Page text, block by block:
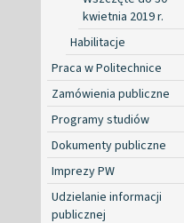
kwietnia 2019 r.
Habilitacje
Praca w Politechnice
Zamówienia publiczne
Programy studiów
Dokumenty publiczne
Imprezy PW
Udzielanie informacji
publicznej